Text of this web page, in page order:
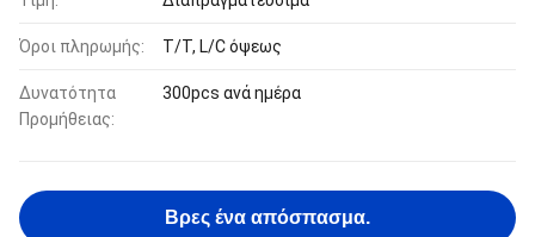
Όροι πληρωμής: T/T, L/C όψεως
Δυνατότητα
Προμήθειας:
300pcs ανά ημέρα
Βρες ένα απόσπασμα.